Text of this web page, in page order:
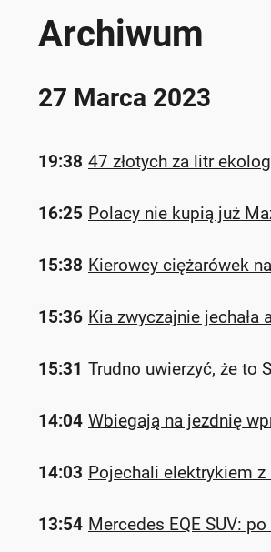
Archiwum
27 Marca 2023
19:38 47 złotych za litr
16:25 Polacy nie kupią już
15:38 Kierowcy ciężarówek
15:36 Kia zwyczajnie jechała
15:31 Trudno uwierzyć, że to
14:04 Wbiegają na jezdnię
14:03 Pojechali elektrykiem
13:54 Mercedes EQE SUV: